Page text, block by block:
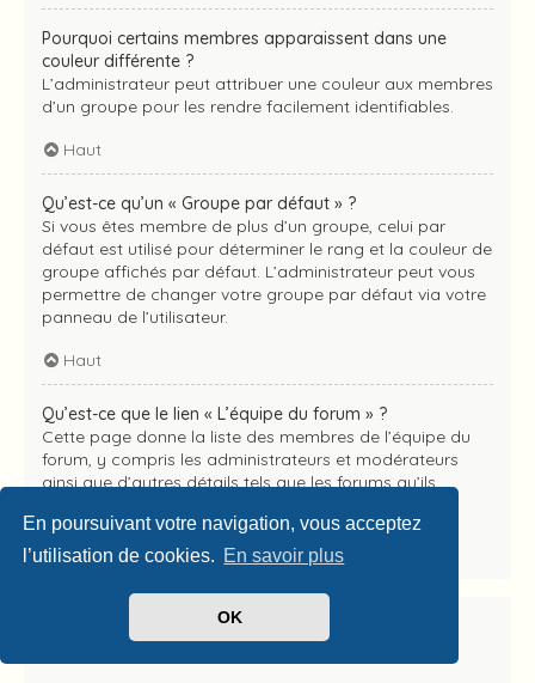
En poursuivant votre navigation, vous acceptez
l’utilisation de cookies. En savoir plus
OK
Pourquoi certains membres apparaissent dans une
couleur différente ?
L’administrateur peut attribuer une couleur aux membres
d’un groupe pour les rendre facilement identifiables.
Haut
Qu’est-ce qu’un « Groupe par défaut » ?
Si vous êtes membre de plus d’un groupe, celui par
défaut est utilisé pour déterminer le rang et la couleur de
groupe affichés par défaut. L’administrateur peut vous
permettre de changer votre groupe par défaut via votre
panneau de l’utilisateur.
Haut
Qu’est-ce que le lien « L’équipe du forum » ?
Cette page donne la liste des membres de l’équipe du
forum, y compris les administrateurs et modérateurs
ainsi que d’autres détails tels que les forums qu’ils
Haut
Messagerie privée